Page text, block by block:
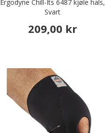
Ergodyne Chill-Its 6487 kjøle hals,
Svart
209,00 kr